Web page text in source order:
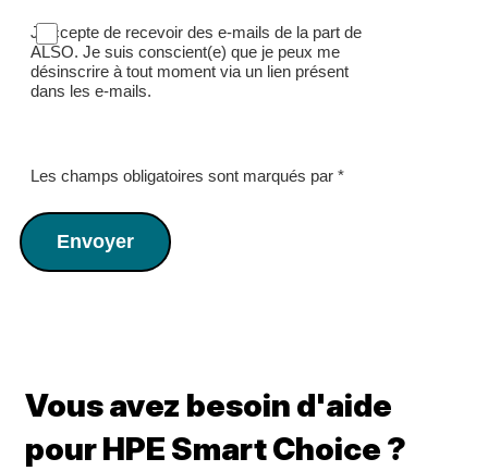
J’accepte de recevoir des e-mails de la part de
ALSO. Je suis conscient(e) que je peux me
désinscrire à tout moment via un lien présent
dans les e-mails.
Les champs obligatoires sont marqués par *
Envoyer
Vous avez besoin d'aide
pour HPE Smart Choice ?